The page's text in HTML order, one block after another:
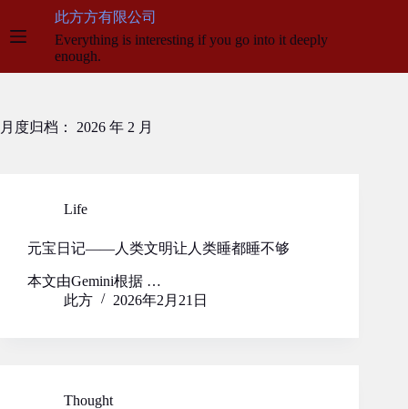
至
内
此方方有限公司
Everything is interesting if you go into it deeply
enough.
月度归档： 2026 年 2 月
Life
元宝日记——人类文明让人类睡都睡不够
本文由Gemini根据 …
此方
2026年2月21日
Thought